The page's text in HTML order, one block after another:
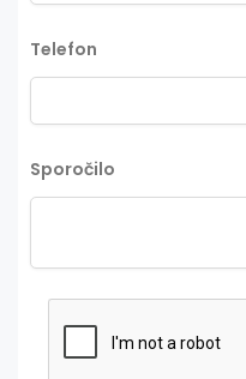
Telefon
Sporočilo